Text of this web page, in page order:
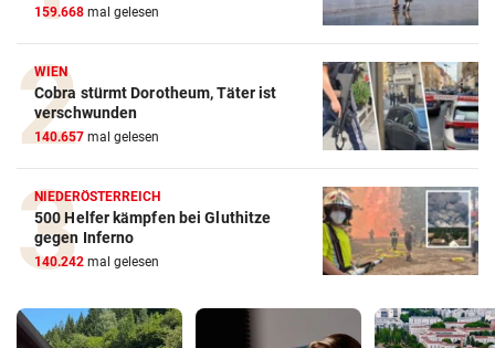
159.668 mal gelesen
WIEN
Cobra stürmt Dorotheum, Täter ist
verschwunden
140.657 mal gelesen
NIEDERÖSTERREICH
500 Helfer kämpfen bei Gluthitze
gegen Inferno
140.242 mal gelesen